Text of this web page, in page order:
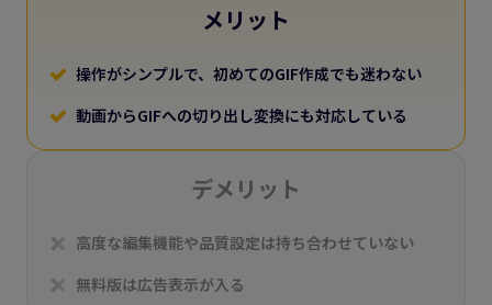
メリット
操作がシンプルで、初めてのGIF作成でも迷わない
動画からGIFへの切り出し変換にも対応している
デメリット
高度な編集機能や品質設定は持ち合わせていない
無料版は広告表示が入る